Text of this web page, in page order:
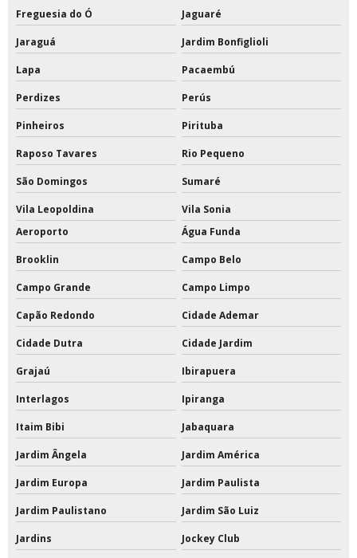
Tabela de basquete oficial em vidro temperado
Tabela de basquete oficial movel
Tabelas de basquete para condomínios
Tabelas de basquete profissional
Tampa para poste de vôlei
Tinta a base de pu
Tinta acrílica a base de água
Tinta acrílica a base de água 18 litros
Tinta acrílica interna e externa
Tinta acrílica para quadra
Tinta de poliuretano
Tinta de poliuretano para piso
Tinta de poliuretano para piso externo
Tinta epóxi a base de solvente 18 litros
Freguesia do Ó Jaguaré
Jaraguá Jardim Bonfiglioli
Lapa Pacaembú
Perdizes Perús
Pinheiros Pirituba
Raposo Tavares Rio Pequeno
São Domingos Sumaré
Vila Leopoldina
Vila Sonia
Aeroporto
Água Funda
Brooklin Campo Belo
Campo Grande Campo Limpo
Capão Redondo Cidade Ademar
Cidade Dutra Cidade Jardim
Grajaú Ibirapuera
Interlagos Ipiranga
Itaim Bibi Jabaquara
Jardim Ângela Jardim América
Jardim Europa Jardim Paulista
Jardim Paulistano Jardim São Luiz
Jardins Jockey Club